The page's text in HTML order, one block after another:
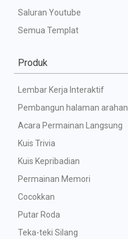
Saluran Youtube
Semua Templat
Produk
Lembar Kerja Interaktif
Pembangun halaman arahan
Acara Permainan Langsung
Kuis Trivia
Kuis Kepribadian
Permainan Memori
Cocokkan
Putar Roda
Teka-teki Silang